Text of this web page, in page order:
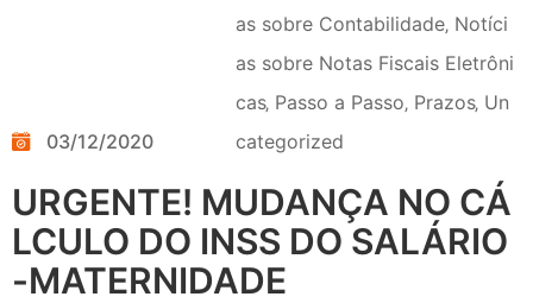
03/12/2020
as sobre Contabilidade‚ Notíci
as sobre Notas Fiscais Eletrôni
cas‚ Passo a Passo‚ Prazos‚ Un
categorized
URGENTE! MUDANÇA NO CÁ
LCULO DO INSS DO SALÁRIO
-MATERNIDADE